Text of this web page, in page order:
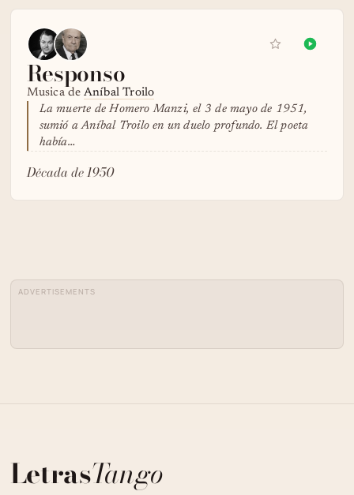
Responso
Musica de Aníbal Troilo
La muerte de Homero Manzi, el 3 de mayo de 1951,
sumió a Aníbal Troilo en un duelo profundo. El poeta
había…
Década de 1950
ADVERTISEMENTS
LetrasTango